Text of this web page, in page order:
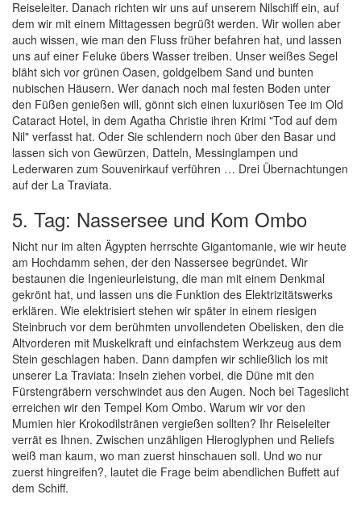
Reiseleiter. Danach richten wir uns auf unserem Nilschiff ein, auf
dem wir mit einem Mittagessen begrüßt werden. Wir wollen aber
auch wissen, wie man den Fluss früher befahren hat, und lassen
uns auf einer Feluke übers Wasser treiben. Unser weißes Segel
bläht sich vor grünen Oasen, goldgelbem Sand und bunten
nubischen Häusern. Wer danach noch mal festen Boden unter
den Füßen genießen will, gönnt sich einen luxuriösen Tee im Old
Cataract Hotel, in dem Agatha Christie ihren Krimi "Tod auf dem
Nil" verfasst hat. Oder Sie schlendern noch über den Basar und
lassen sich von Gewürzen, Datteln, Messinglampen und
Lederwaren zum Souvenirkauf verführen … Drei Übernachtungen
auf der La Traviata.
5. Tag: Nassersee und Kom Ombo
Nicht nur im alten Ägypten herrschte Gigantomanie, wie wir heute
am Hochdamm sehen, der den Nassersee begründet. Wir
bestaunen die Ingenieurleistung, die man mit einem Denkmal
gekrönt hat, und lassen uns die Funktion des Elektrizitätswerks
erklären. Wie elektrisiert stehen wir später in einem riesigen
Steinbruch vor dem berühmten unvollendeten Obelisken, den die
Altvorderen mit Muskelkraft und einfachstem Werkzeug aus dem
Stein geschlagen haben. Dann dampfen wir schließlich los mit
unserer La Traviata: Inseln ziehen vorbei, die Düne mit den
Fürstengräbern verschwindet aus den Augen. Noch bei Tageslicht
erreichen wir den Tempel Kom Ombo. Warum wir vor den
Mumien hier Krokodilstränen vergießen sollten? Ihr Reiseleiter
verrät es Ihnen. Zwischen unzähligen Hieroglyphen und Reliefs
weiß man kaum, wo man zuerst hinschauen soll. Und wo nur
zuerst hingreifen?, lautet die Frage beim abendlichen Buffett auf
dem Schiff.